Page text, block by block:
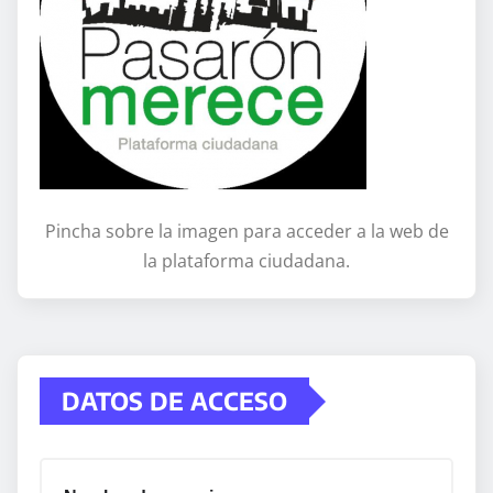
Pincha sobre la imagen para acceder a la web de
la plataforma ciudadana.
DATOS DE ACCESO